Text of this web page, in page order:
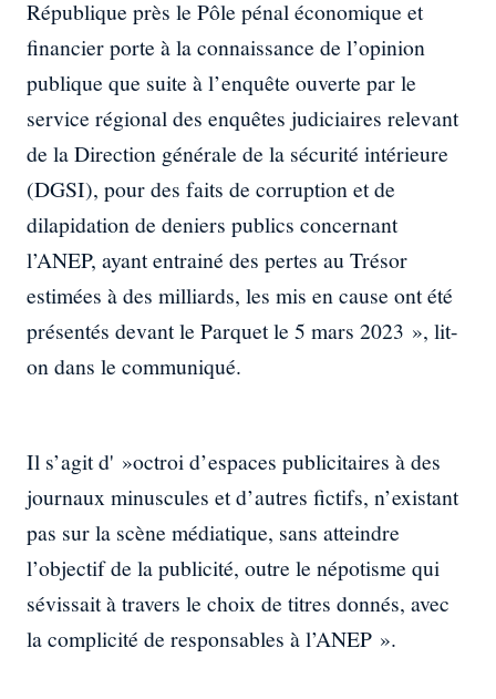
République près le Pôle pénal économique et
financier porte à la connaissance de l’opinion
publique que suite à l’enquête ouverte par le
service régional des enquêtes judiciaires relevant
de la Direction générale de la sécurité intérieure
(DGSI), pour des faits de corruption et de
dilapidation de deniers publics concernant
l’ANEP, ayant entrainé des pertes au Trésor
estimées à des milliards, les mis en cause ont été
présentés devant le Parquet le 5 mars 2023 », lit-
on dans le communiqué.
Il s’agit d' »octroi d’espaces publicitaires à des
journaux minuscules et d’autres fictifs, n’existant
pas sur la scène médiatique, sans atteindre
l’objectif de la publicité, outre le népotisme qui
sévissait à travers le choix de titres donnés, avec
la complicité de responsables à l’ANEP ».